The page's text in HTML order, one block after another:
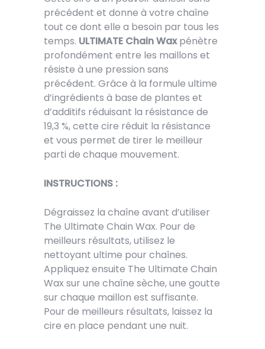
précédent et donne à votre chaîne
tout ce dont elle a besoin par tous les
temps. ULTIMATE Chain Waxpénètre
profondément entre les maillons et
résiste à une pression sans
précédent. Grâce à la formule ultime
d’ingrédients à base de plantes et
d’additifs réduisant la résistance de
19,3 %, cette cire réduit la résistance
et vous permet de tirer le meilleur
parti de chaque mouvement.
INSTRUCTIONS :
Dégraissez la chaîne avant d’utiliser
The Ultimate Chain Wax. Pour de
meilleurs résultats, utilisez le
nettoyant ultime pour chaînes.
Appliquez ensuite The Ultimate Chain
Wax sur une chaîne sèche, une goutte
sur chaque maillon est suffisante.
Pour de meilleurs résultats, laissez la
cire en place pendant une nuit.